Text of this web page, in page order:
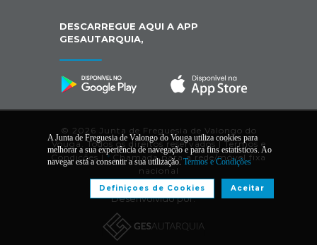
DESCARREGUE AQUI A APP
GESAUTARQUIA,
© 2026 Junta de Freguesia de Valongo do
Vouga. Todos os direitos reservados |Termos e
Condições |* Chamada para a rede/móvel fixa
nacional
Desenvolvido por:
A Junta de Freguesia de Valongo do Vouga utiliza cookies para
melhorar a sua experiência de navegação e para fins estatísticos. Ao
navegar está a consentir a sua utilização.Termos e Condições
Aceitar
Definiçoes de Cookies